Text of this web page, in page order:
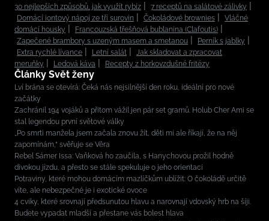
30 nejlepších způsobů, jak využít rybíz
7 receptů na salátové zálivky
Domácí iontový nápoj ze tří surovin
Čokoládové brownies
Vláčné
domácí housky
Francouzská třešňová bublanina (Clafoutis)
Zapečené brambory s uzeným masem a smetanou
Perník s jablky
Extra rychlé lívance
Letní salát
Jak skladovat a zpracovat
meruňky
Ledová káva Recepty z horkovzdušné fritézy
Články Svět ženy
Lví brána se otevírá: Čeká nás nejsilnější den roku, ideální pro nové
začátky
Zachránil 194 vojáků a přitom vážil jen pár set gramů. Holub Cher Ami se
stal legendou první světové války
„Po smrti manžela jsem začala znovu žít, děti mi ale říkají, že na něj
zapomínám,“ svěřuje se Věra
Rebel Sámer Issa: Vaňková ho zaučila, s Hanychovou prožil hodně
divokou jízdu, a přesto se stále spekuluje o jeho orientaci
Potraviny, které mohou domácím mazlíčkům ublížit: O čokoládě určitě
víte, ale nebezpečné je i exotické ovoce
4 cviky, které srovnají předsunutou hlavu a narovnají vdovský hrb na šíji.
Budete vypadat mladší a přestane vás bolest hlava